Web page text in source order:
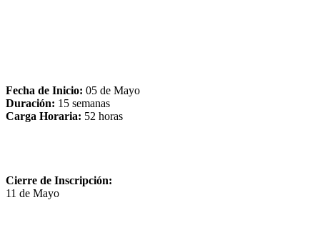
Fecha de Inicio: 05 de Mayo
Duración: 15 semanas
Carga Horaria: 52 horas
Cierre de Inscripción:
11 de Mayo